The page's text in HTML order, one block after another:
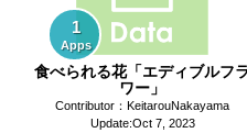
1
Apps
食べられる花「エディブルフ
ワー」
Contributor：KeitarouNakayama
Update:Oct 7, 2023